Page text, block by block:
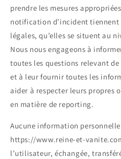
prendre les mesures
notification d’incident
légales, qu’elles se situent au
Nous nous engageons à
toutes les questions relevant
et à leur fournir toutes les
aider à respecter leurs propres
en matière de reporting.
Aucune information
https://www.reine-et-
l’utilisateur, échangée,